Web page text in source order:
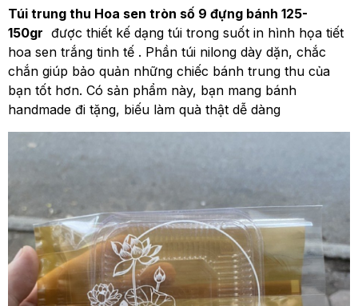
Túi trung thu Hoa sen tròn số 9 đựng bánh 125-
150gr được thiết kế dạng túi trong suốt in hình họa tiết
hoa sen trắng tinh tế . Phần túi nilong dày dặn, chắc
chắn giúp bảo quản những chiếc bánh trung thu của
bạn tốt hơn. Có sản phẩm này, bạn mang bánh
handmade đi tặng, biếu làm quà thật dễ dàng